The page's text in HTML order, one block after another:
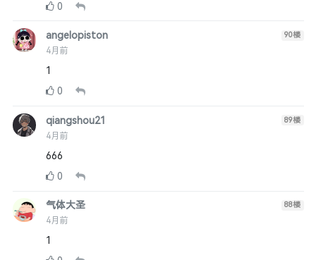
0
angelopiston
4月前
90楼
1
0
qiangshou21
4月前
89楼
666
0
气体大圣
4月前
88楼
1